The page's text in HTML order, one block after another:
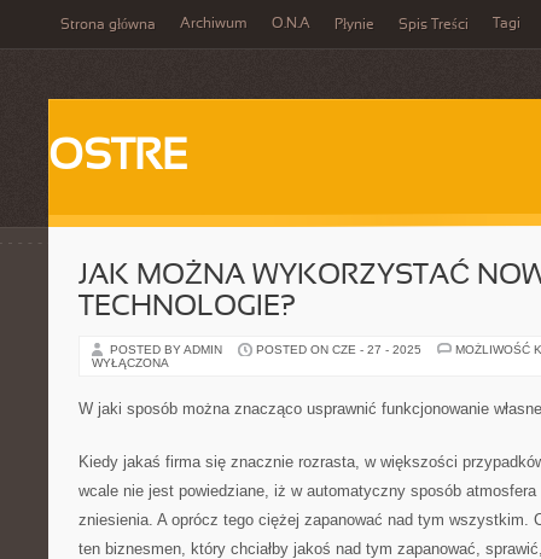
Strona główna Archiwum O.N.A Płynie Spis Treści Tagi
OSTRE
JAK MOŻNA WYKORZYSTAĆ
TECHNOLOGIE?
POSTED BY ADMIN POSTED ON CZE - 27 - 2025
MOŻLIWOŚĆ
WYŁĄCZONA
W jaki sposób można znacząco usprawnić funkcjonowanie
Kiedy jakaś firma się znacznie rozrasta, w większości
wcale nie jest powiedziane, iż w automatyczny sposób
zniesienia. A oprócz tego ciężej zapanować nad tym wszystkim.
ten biznesmen, który chciałby jakoś nad tym zapanować,